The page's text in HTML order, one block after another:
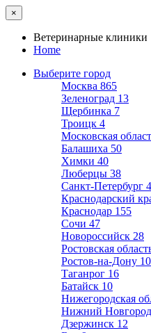
×
Ветеринарные клиники
Home
Выберите город
Москва 865
Зеленоград 13
Щербинка 7
Троицк 4
Московская
Балашиха 50
Химки 40
Люберцы 38
Санкт-Петербург
Краснодарский
Краснодар 155
Сочи 47
Новороссийск 28
Ростовская
Ростов-на-Дону
Таганрог 16
Батайск 10
Нижегородская
Нижний Новгород
Дзержинск 12